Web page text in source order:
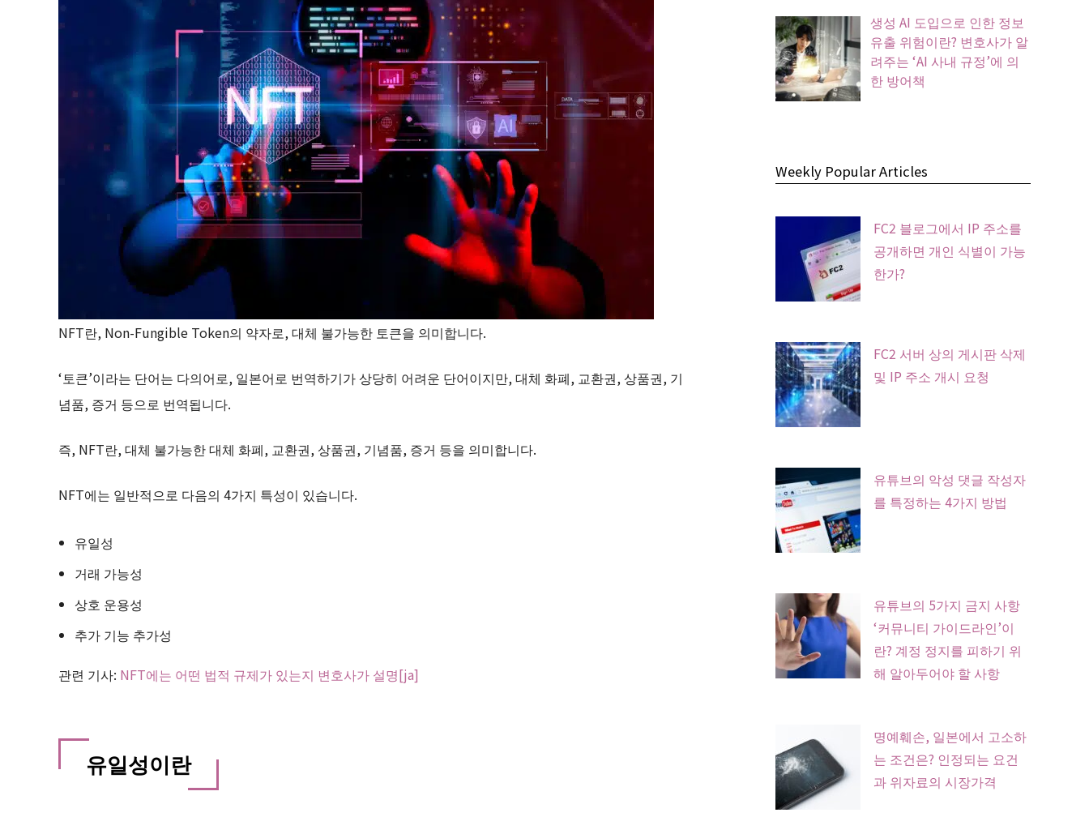
NFT란, Non-Fungible Token의 약자로, 대체 불가능한 토큰을 의미합니다.
‘토큰’이라는 단어는 다의어로, 일본어로 번역하기가 상당히 어려운 단어이지만, 대체 화폐, 교환권, 상품권, 기
념품, 증거 등으로 번역됩니다.
즉, NFT란, 대체 불가능한 대체 화폐, 교환권, 상품권, 기념품, 증거 등을 의미합니다.
NFT에는 일반적으로 다음의 4가지 특성이 있습니다.
유일성
거래 가능성
상호 운용성
추가 기능 추가성
관련 기사: NFT에는 어떤 법적 규제가 있는지 변호사가 설명[ja]
유일성이란
생성 AI 도입으로 인한 정보
유출 위험이란? 변호사가 알
려주는 ‘AI 사내 규정’에 의
한 방어책
Weekly Popular Articles
FC2 블로그에서 IP 주소를
공개하면 개인 식별이 가능
한가?
FC2 서버 상의 게시판 삭제
및 IP 주소 개시 요청
유튜브의 악성 댓글 작성자
를 특정하는 4가지 방법
유튜브의 5가지 금지 사항
‘커뮤니티 가이드라인’이
란? 계정 정지를 피하기 위
해 알아두어야 할 사항
명예훼손, 일본에서 고소하
는 조건은? 인정되는 요건
과 위자료의 시장가격